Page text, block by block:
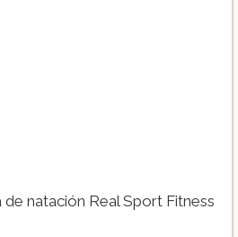
de natación Real Sport Fitness